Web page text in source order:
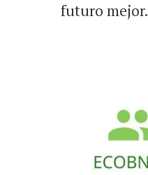
futuro mejor.